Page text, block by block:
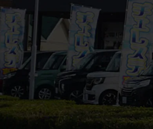
無料出張査定
廃車買取査定
LINE査定
よくあるご質
車買取の流